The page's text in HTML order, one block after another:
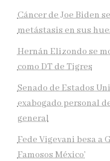
Cáncer de Joe Biden
metástasis en sus
Hernán Elizondo se
como DT de Tigres
Senado de Estados
exabogado personal
general
Fede Vigevani besa a
Famosos México’